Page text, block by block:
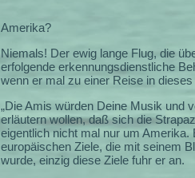
Amerika?
Niemals! Der ewig lange Flug, die
erfolgende erkennungsdienstliche
wenn er mal zu einer Reise in
„Die Amis würden Deine Musik und
erläutern wollen, daß sich die
eigentlich nicht mal nur um
europäischen Ziele, die mit seinem
wurde, einzig diese Ziele fuhr er an.